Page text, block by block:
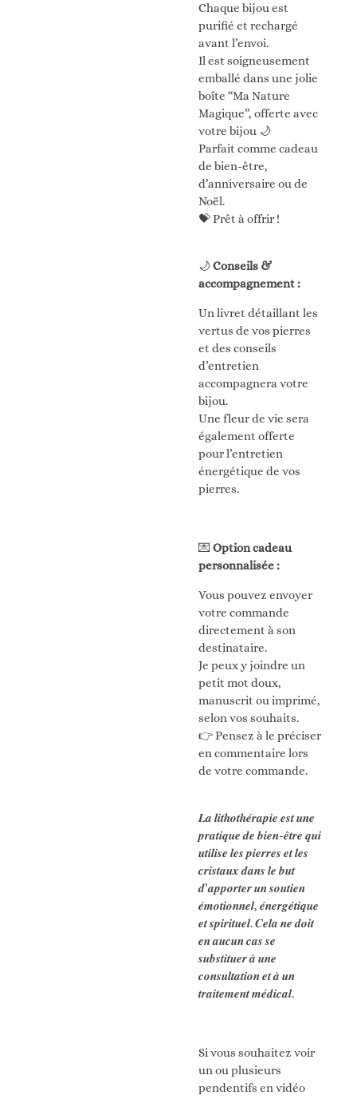
Chaque bijou est
purifié et rechargé
avant l’envoi.
Il est soigneusement
emballé dans une jolie
boîte “Ma Nature
Magique”, offerte avec
votre bijou 🌙
Parfait comme cadeau
de bien-être,
d’anniversaire ou de
Noël.
💝 Prêt à offrir !
🌙 Conseils &
accompagnement :
Un livret détaillant les
vertus de vos pierres
et des conseils
d’entretien
accompagnera votre
bijou.
Une fleur de vie sera
également offerte
pour l’entretien
énergétique de vos
pierres.
💌 Option cadeau
personnalisée :
Vous pouvez envoyer
votre commande
directement à son
destinataire.
Je peux y joindre un
petit mot doux,
manuscrit ou imprimé,
selon vos souhaits.
👉 Pensez à le préciser
en commentaire lors
de votre commande.
𝑳𝒂 𝒍𝒊𝒕𝒉𝒐𝒕𝒉𝒆́𝒓𝒂𝒑𝒊𝒆 𝒆𝒔𝒕 𝒖𝒏𝒆
𝒑𝒓𝒂𝒕𝒊𝒒𝒖𝒆 𝒅𝒆 𝒃𝒊𝒆𝒏-𝒆̂𝒕𝒓𝒆 𝒒𝒖𝒊
𝒖𝒕𝒊𝒍𝒊𝒔𝒆 𝒍𝒆𝒔 𝒑𝒊𝒆𝒓𝒓𝒆𝒔 𝒆𝒕 𝒍𝒆𝒔
𝒄𝒓𝒊𝒔𝒕𝒂𝒖𝒙 𝒅𝒂𝒏𝒔 𝒍𝒆 𝒃𝒖𝒕
𝒅’𝒂𝒑𝒑𝒐𝒓𝒕𝒆𝒓 𝒖𝒏 𝒔𝒐𝒖𝒕𝒊𝒆𝒏
𝒆́𝒎𝒐𝒕𝒊𝒐𝒏𝒏𝒆𝒍, 𝒆́𝒏𝒆𝒓𝒈𝒆́𝒕𝒊𝒒𝒖𝒆
𝒆𝒕 𝒔𝒑𝒊𝒓𝒊𝒕𝒖𝒆𝒍. 𝑪𝒆𝒍𝒂 𝒏𝒆 𝒅𝒐𝒊𝒕
𝒆𝒏 𝒂𝒖𝒄𝒖𝒏 𝒄𝒂𝒔 𝒔𝒆
𝒔𝒖𝒃𝒔𝒕𝒊𝒕𝒖𝒆𝒓 𝒂̀ 𝒖𝒏𝒆
𝒄𝒐𝒏𝒔𝒖𝒍𝒕𝒂𝒕𝒊𝒐𝒏 𝒆𝒕 𝒂̀ 𝒖𝒏
𝒕𝒓𝒂𝒊𝒕𝒆𝒎𝒆𝒏𝒕 𝒎𝒆́𝒅𝒊𝒄𝒂𝒍.
Si vous souhaitez voir
un ou plusieurs
pendentifs en vidéo